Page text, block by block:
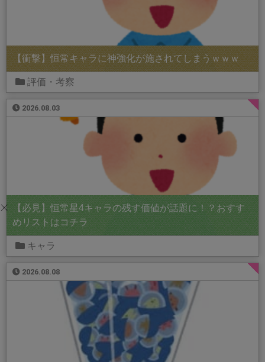
【衝撃】恒常キャラに神強化が施されてしまうｗｗｗ
評価・考察
2026.08.03
【必見】恒常星4キャラの残す価値が話題に！？おすす
めリストはコチラ
キャラ
2026.08.08